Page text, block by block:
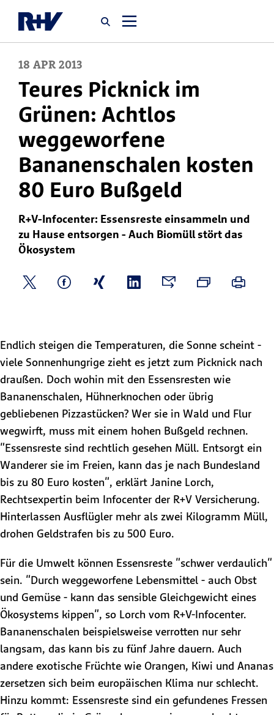
Startseite
Newsroom
Über uns
Karriere
18 APR 2013
Teures Picknick im
Grünen: Achtlos
weggeworfene
Bananenschalen kosten
80 Euro Bußgeld
R+V-Infocenter: Essensreste einsammeln und
zu Hause entsorgen - Auch Biomüll stört das
Ökosystem
Endlich steigen die Temperaturen, die Sonne scheint -
viele Sonnenhungrige zieht es jetzt zum Picknick nach
draußen. Doch wohin mit den Essensresten wie
Bananenschalen, Hühnerknochen oder übrig
gebliebenen Pizzastücken? Wer sie in Wald und Flur
wegwirft, muss mit einem hohen Bußgeld rechnen.
"Essensreste sind rechtlich gesehen Müll. Entsorgt ein
Wanderer sie im Freien, kann das je nach Bundesland
bis zu 80 Euro kosten", erklärt Janine Lorch,
Rechtsexpertin beim Infocenter der R+V Versicherung.
Hinterlassen Ausflügler mehr als zwei Kilogramm Müll,
drohen Geldstrafen bis zu 500 Euro.
Für die Umwelt können Essensreste "schwer verdaulich"
sein. "Durch weggeworfene Lebensmittel - auch Obst
und Gemüse - kann das sensible Gleichgewicht eines
Ökosystems kippen", so Lorch vom R+V-Infocenter.
Bananenschalen beispielsweise verrotten nur sehr
langsam, das kann bis zu fünf Jahre dauern. Auch
andere exotische Früchte wie Orangen, Kiwi und Ananas
zersetzen sich beim europäischen Klima nur schlecht.
Hinzu kommt: Essensreste sind ein gefundenes Fressen